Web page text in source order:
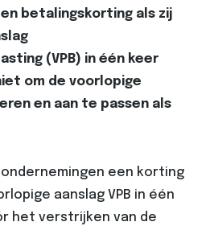
betalingskorting als zij
(VPB) in één keer
om de voorlopige
en aan te passen als
een korting
aanslag VPB in één
het verstrijken van de